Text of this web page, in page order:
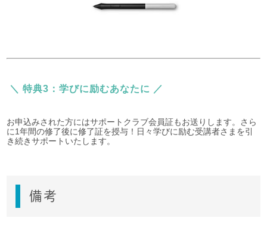
＼ 特典3：学びに励むあなたに ／
お申込みされた方にはサポートクラブ会員証もお送りします。さら
に1年間の修了後に修了証を授与！日々学びに励む受講者さまを引
き続きサポートいたします。
備考